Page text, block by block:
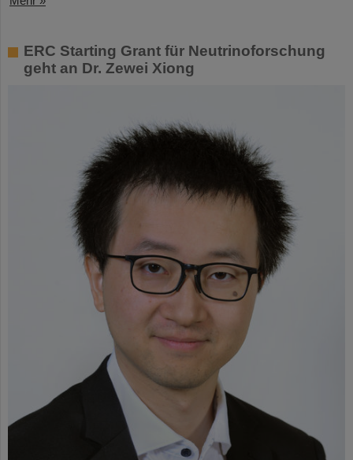
ERC Starting Grant für Neutrinoforschung
geht an Dr. Zewei Xiong